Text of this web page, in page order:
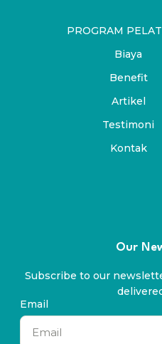
PROGRAM
Biaya
Benefit
Artikel
Testimoni
Kontak
Our
Subscribe to our
Email